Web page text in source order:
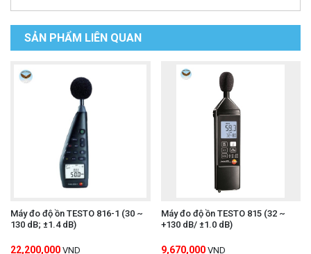
SẢN PHẨM LIÊN QUAN
Máy đo độ ồn TESTO 816-1 (30 ~
130 dB; ±1.4 dB)
22,200,000 VND
Máy đo độ ồn TESTO 815 (32 ~
+130 dB/ ±1.0 dB)
9,670,000 VND